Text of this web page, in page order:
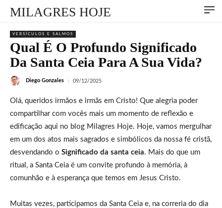
MILAGRES HOJE
VERSÍCULOS E SALMOS
Qual É O Profundo Significado
Da Santa Ceia Para A Sua Vida?
Diego Gonzales 09/12/2025
Olá, queridos irmãos e irmãs em Cristo! Que alegria poder
compartilhar com vocês mais um momento de reflexão e
edificação aqui no blog Milagres Hoje. Hoje, vamos mergulhar
em um dos atos mais sagrados e simbólicos da nossa fé cristã,
desvendando o Significado da santa ceia. Mais do que um
ritual, a Santa Ceia é um convite profundo à memória, à
comunhão e à esperança que temos em Jesus Cristo.
Muitas vezes, participamos da Santa Ceia e, na correria do dia